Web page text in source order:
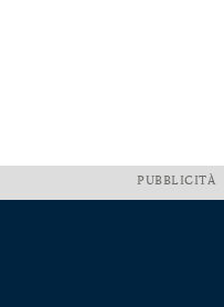
PUBBLICITÀ